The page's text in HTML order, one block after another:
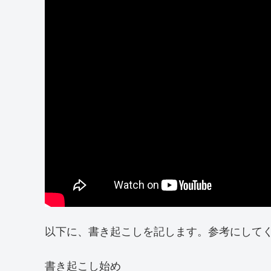
以下に、書き起こしを記します。参考にして
書き起こし始め